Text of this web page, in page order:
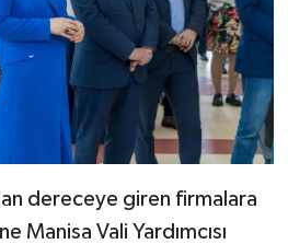
dereceye giren firmalara
Manisa Vali Yardımcısı